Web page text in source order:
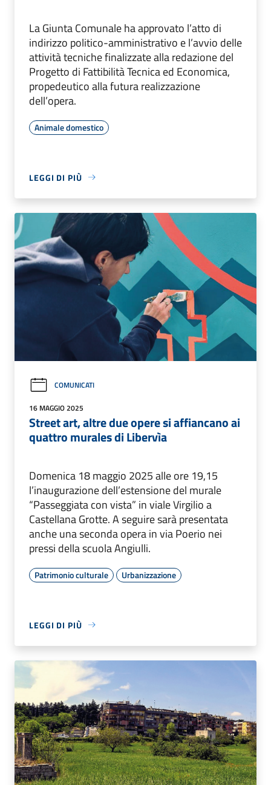
La Giunta Comunale ha approvato l’atto di
indirizzo politico-amministrativo e l’avvio delle
attività tecniche finalizzate alla redazione del
Progetto di Fattibilità Tecnica ed Economica,
propedeutico alla futura realizzazione
dell’opera.
Animale domestico
LEGGI DI PIÙ
COMUNICATI
16 MAGGIO 2025
Street art, altre due opere si affiancano ai
quattro murales di Libervìa
Domenica 18 maggio 2025 alle ore 19,15
l’inaugurazione dell’estensione del murale
“Passeggiata con vista” in viale Virgilio a
Castellana Grotte. A seguire sarà presentata
anche una seconda opera in via Poerio nei
pressi della scuola Angiulli.
Patrimonio culturale Urbanizzazione
LEGGI DI PIÙ